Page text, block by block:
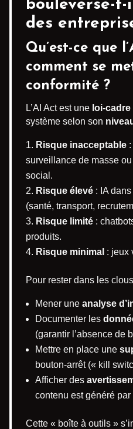
bouleverse-
des
Qu’est-ce que
comment se
conformité ?
L’AI Act est une loi-cadre
système selon son
Risque inacceptable
surveillance de masse
social.
Risque élevé : IA
(santé, transport,
Risque limité :
produits.
Risque minimal : jeux
Pour rester dans les
Mener une analyse
Documenter les
(garantir l’absence de
Mettre en place une
bouton‐arrêt (« kill
Afficher des
contenu est généré par
Cette « boîte à outils »